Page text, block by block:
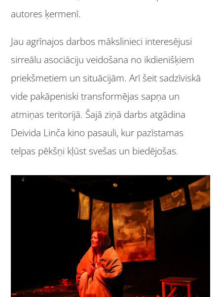
autores ķermenī.
Jau agrīnajos darbos mākslinieci interesējusi
sirreālu asociāciju veidošana no ikdienišķiem
priekšmetiem un situācijām. Arī šeit sadzīviskā
vide pakāpeniski transformējas sapņa un
atmiņas teritorijā. Šajā ziņā darbs atgādina
Deivida Linča kino pasauli, kur pazīstamas
telpas pēkšņi kļūst svešas un biedējošas.